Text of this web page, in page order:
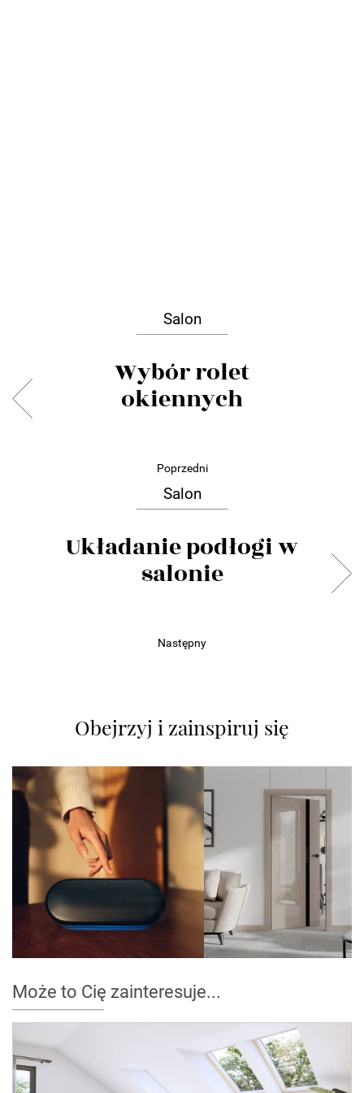
Salon
Wybór rolet
okiennych
Poprzedni
Salon
Układanie podłogi w
salonie
Następny
Obejrzyj i zainspiruj się
Może to Cię zainteresuje...